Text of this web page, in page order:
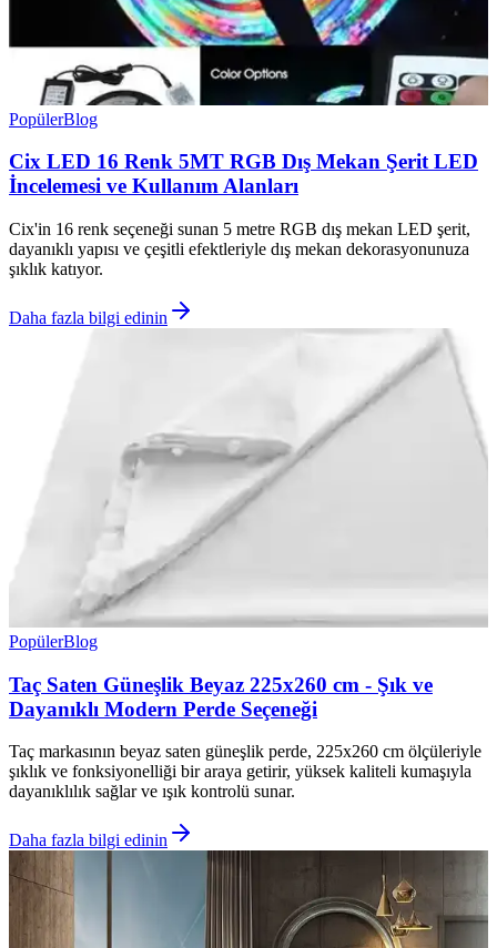
PopülerBlog
Cix LED 16 Renk 5MT RGB Dış Mekan Şerit LED
İncelemesi ve Kullanım Alanları
Cix'in 16 renk seçeneği sunan 5 metre RGB dış mekan LED şerit,
dayanıklı yapısı ve çeşitli efektleriyle dış mekan dekorasyonunuza
şıklık katıyor.
Daha fazla bilgi edinin
PopülerBlog
Taç Saten Güneşlik Beyaz 225x260 cm - Şık ve
Dayanıklı Modern Perde Seçeneği
Taç markasının beyaz saten güneşlik perde, 225x260 cm ölçüleriyle
şıklık ve fonksiyonelliği bir araya getirir, yüksek kaliteli kumaşıyla
dayanıklılık sağlar ve ışık kontrolü sunar.
Daha fazla bilgi edinin